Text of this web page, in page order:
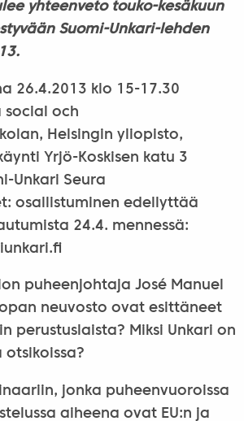
yhteenveto touko-kesäkuun
Suomi-Unkari-lehden
26.4.2013 klo 15-17.30
social och
Helsingin yliopisto,
Yrjö-Koskisen katu 3
Unkari Seura
osallistuminen edellyttää
24.4. mennessä:
puheenjohtaja José Manuel
neuvosto ovat esittäneet
perustuslaista? Miksi Unkari on
otsikoissa?
jonka puheenvuoroissa
aiheena ovat EU:n ja